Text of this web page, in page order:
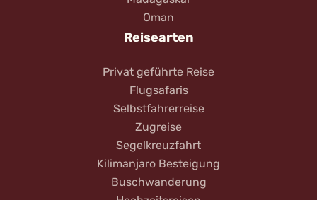
Oman
Reisearten
Privat geführte Reise
Flugsafaris
Selbstfahrerreise
Zugreise
Segelkreuzfahrt
Kilimanjaro Besteigung
Buschwanderung